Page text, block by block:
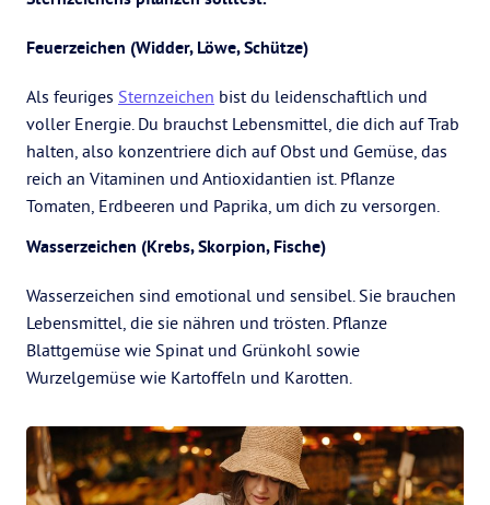
Feuerzeichen (Widder, Löwe, Schütze)
Als feuriges Sternzeichen bist du leidenschaftlich und
voller Energie. Du brauchst Lebensmittel, die dich auf Trab
halten, also konzentriere dich auf Obst und Gemüse, das
reich an Vitaminen und Antioxidantien ist. Pflanze
Tomaten, Erdbeeren und Paprika, um dich zu versorgen.
Wasserzeichen (Krebs, Skorpion, Fische)
Wasserzeichen sind emotional und sensibel. Sie brauchen
Lebensmittel, die sie nähren und trösten. Pflanze
Blattgemüse wie Spinat und Grünkohl sowie
Wurzelgemüse wie Kartoffeln und Karotten.